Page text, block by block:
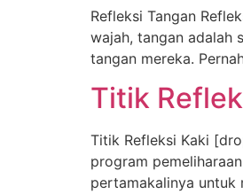
Refleksi Tangan
wajah, tangan adalah
tangan mereka.
Titik
Titik Refleksi Kaki
program
pertamakalinya untuk